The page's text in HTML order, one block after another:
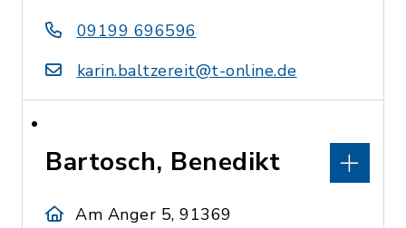
09199 696596
karin.baltzereit@t-online.de
Bartosch, Benedikt
Am Anger 5, 91369